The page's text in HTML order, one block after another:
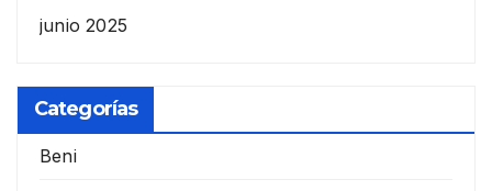
junio 2025
Categorías
Beni